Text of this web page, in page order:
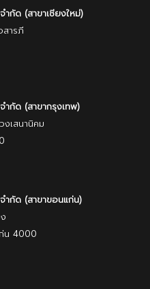
กัด (สาขาเชียงใหม่)
ารภี
กัด (สาขากรุงเทพ)
งเสนานิคม
ากัด (สาขาขอนแก่น)
น 4000